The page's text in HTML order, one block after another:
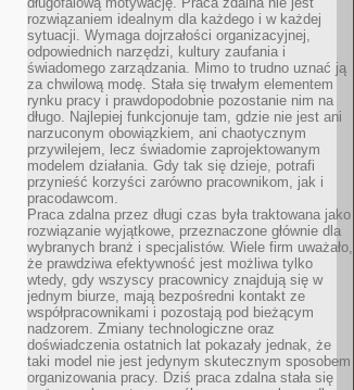
rozwiązaniem idealnym dla każdego i w każdej
sytuacji. Wymaga dojrzałości organizacyjnej,
odpowiednich narzędzi, kultury zaufania i
świadomego zarządzania. Mimo to trudno uznać ją
za chwilową modę. Stała się trwałym elementem
rynku pracy i prawdopodobnie pozostanie nim na
długo. Najlepiej funkcjonuje tam, gdzie nie jest ani
narzuconym obowiązkiem, ani chaotycznym
przywilejem, lecz świadomie zaprojektowanym
modelem działania. Gdy tak się dzieje, potrafi
przynieść korzyści zarówno pracownikom, jak i
pracodawcom.
Praca zdalna przez długi czas była traktowana jako
rozwiązanie wyjątkowe, przeznaczone głównie dla
wybranych branż i specjalistów. Wiele firm uważało,
że prawdziwa efektywność jest możliwa tylko
wtedy, gdy wszyscy pracownicy znajdują się w
jednym biurze, mają bezpośredni kontakt ze
współpracownikami i pozostają pod bieżącym
nadzorem. Zmiany technologiczne oraz
doświadczenia ostatnich lat pokazały jednak, że
taki model nie jest jedynym skutecznym sposobem
organizowania pracy. Dziś praca zdalna stała się